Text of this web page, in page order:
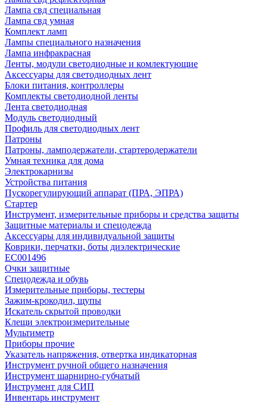
Лампа свд специальная
Лампа свд умная
Комплект ламп
Лампы специального назначения
Лампа инфракрасная
Ленты, модули светодиодные и комлектующие
Аксессуары для светодиодных лент
Блоки питания, контроллеры
Комплекты светодиодной ленты
Лента светодиодная
Модуль светодиодный
Профиль для светодиодных лент
Патроны
Патроны, ламподержатели, стартеродержатели
Умная техника для дома
Электрокарнизы
Устройства питания
Пускорегулирующий аппарат (ПРА, ЭПРА)
Стартер
Инструмент, измерительные приборы и средства защиты
Защитные материалы и спецодежда
Аксессуары для индивидуальной защиты
Коврики, перчатки, боты диэлектрические
EC001496
Очки защитные
Спецодежда и обувь
Измерительные приборы, тестеры
Зажим-крокодил, щупы
Искатель скрытой проводки
Клещи электроизмерительные
Мультиметр
Приборы прочие
Указатель напряжения, отвертка индикаторная
Инструмент ручной общего назначения
Инструмент шарнирно-губчатый
Инструмент для СИП
Инвентарь инструмент